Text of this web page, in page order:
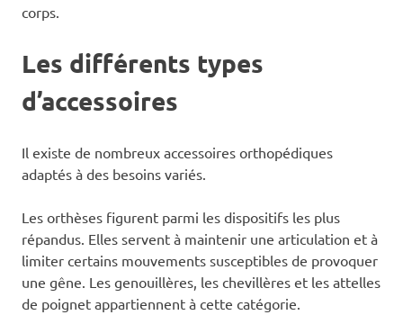
corps.
Les différents types
d’accessoires
Il existe de nombreux accessoires orthopédiques
adaptés à des besoins variés.
Les orthèses figurent parmi les dispositifs les plus
répandus. Elles servent à maintenir une articulation et à
limiter certains mouvements susceptibles de provoquer
une gêne. Les genouillères, les chevillères et les attelles
de poignet appartiennent à cette catégorie.